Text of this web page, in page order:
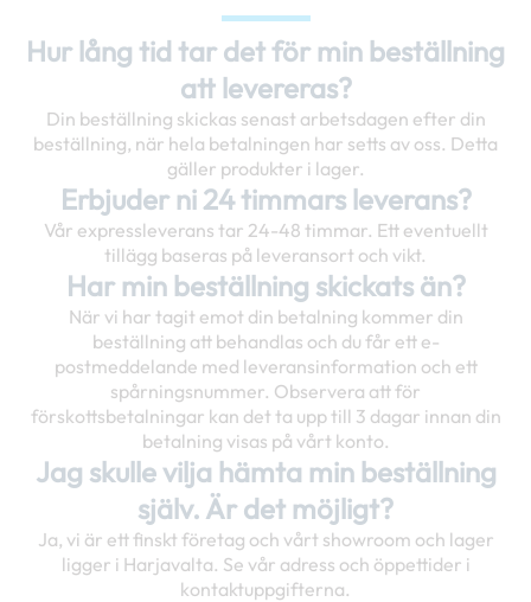
Hur lång tid tar det för min beställning
att levereras?
Din beställning skickas senast arbetsdagen efter din
beställning, när hela betalningen har setts av oss. Detta
gäller produkter i lager.
Erbjuder ni 24 timmars leverans?
Vår expressleverans tar 24-48 timmar. Ett eventuellt
tillägg baseras på leveransort och vikt.
Har min beställning skickats än?
När vi har tagit emot din betalning kommer din
beställning att behandlas och du får ett e-
postmeddelande med leveransinformation och ett
spårningsnummer. Observera att för
förskottsbetalningar kan det ta upp till 3 dagar innan din
betalning visas på vårt konto.
Jag skulle vilja hämta min beställning
själv. Är det möjligt?
Ja, vi är ett finskt företag och vårt showroom och lager
ligger i Harjavalta. Se vår adress och öppettider i
kontaktuppgifterna.